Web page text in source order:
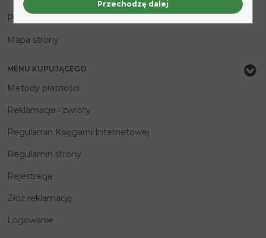
Polityka „cookies”
Mapa strony
MENU KUPUJĄCEGO
Metody płatności
Reklamacje i zwroty
Regulamin Księgarni Internetowej
Regulamin strony
Rejestracja
Złóż reklamację
Logowanie
Przechodzę dalej